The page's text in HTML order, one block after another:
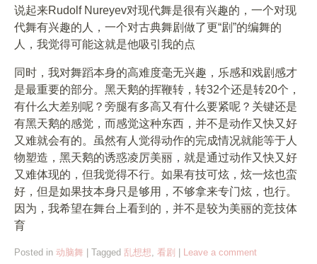
说起来Rudolf Nureyev对现代舞是很有兴趣的，一个对现
代舞有兴趣的人，一个对古典舞剧做了更“剧”的编舞的
人，我觉得可能这就是他吸引我的点
同时，我对舞蹈本身的高难度毫无兴趣，乐感和戏剧感才
是最重要的部分。黑天鹅的挥鞭转，转32个还是转20个，
有什么大差别呢？旁腿有多高又有什么要紧呢？关键还是
有黑天鹅的感觉，而感觉这种东西，并不是动作又快又好
又难就会有的。虽然有人觉得动作的完成情况就能等于人
物塑造，黑天鹅的诱惑凌厉美丽，就是通过动作又快又好
又难体现的，但我觉得不行。如果有技可炫，炫一炫也蛮
好，但是如果技本身只是够用，不够拿来专门炫，也行。
因为，我希望在舞台上看到的，并不是较为美丽的竞技体
育
Posted in 动脑舞 Tagged 乱想想, 看剧 Leave a comment